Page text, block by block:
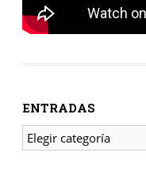
ENTRADAS
ENTRADAS